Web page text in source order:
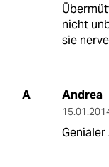
nicht
sie
A Andrea